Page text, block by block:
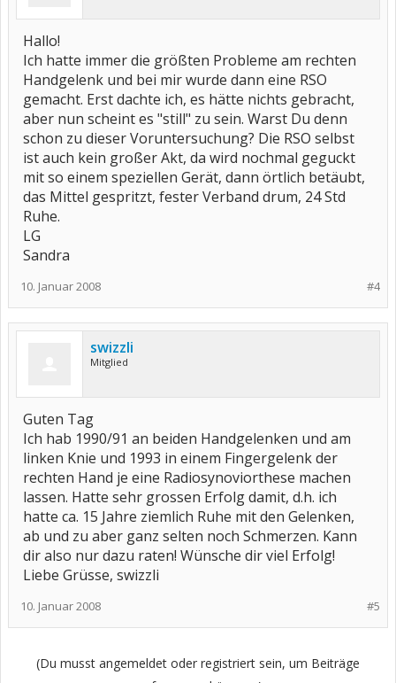
Hallo!
Ich hatte immer die größten Probleme am rechten
Handgelenk und bei mir wurde dann eine RSO
gemacht. Erst dachte ich, es hätte nichts gebracht,
aber nun scheint es "still" zu sein. Warst Du denn
schon zu dieser Voruntersuchung? Die RSO selbst
ist auch kein großer Akt, da wird nochmal geguckt
mit so einem speziellen Gerät, dann örtlich betäubt,
das Mittel gespritzt, fester Verband drum, 24 Std
Ruhe.
LG
Sandra
#4
10. Januar 2008
swizzli
Mitglied
Guten Tag
Ich hab 1990/91 an beiden Handgelenken und am
linken Knie und 1993 in einem Fingergelenk der
rechten Hand je eine Radiosynoviorthese machen
lassen. Hatte sehr grossen Erfolg damit, d.h. ich
hatte ca. 15 Jahre ziemlich Ruhe mit den Gelenken,
ab und zu aber ganz selten noch Schmerzen. Kann
dir also nur dazu raten! Wünsche dir viel Erfolg!
Liebe Grüsse, swizzli
#5
10. Januar 2008
(Du musst angemeldet oder registriert sein, um Beiträge